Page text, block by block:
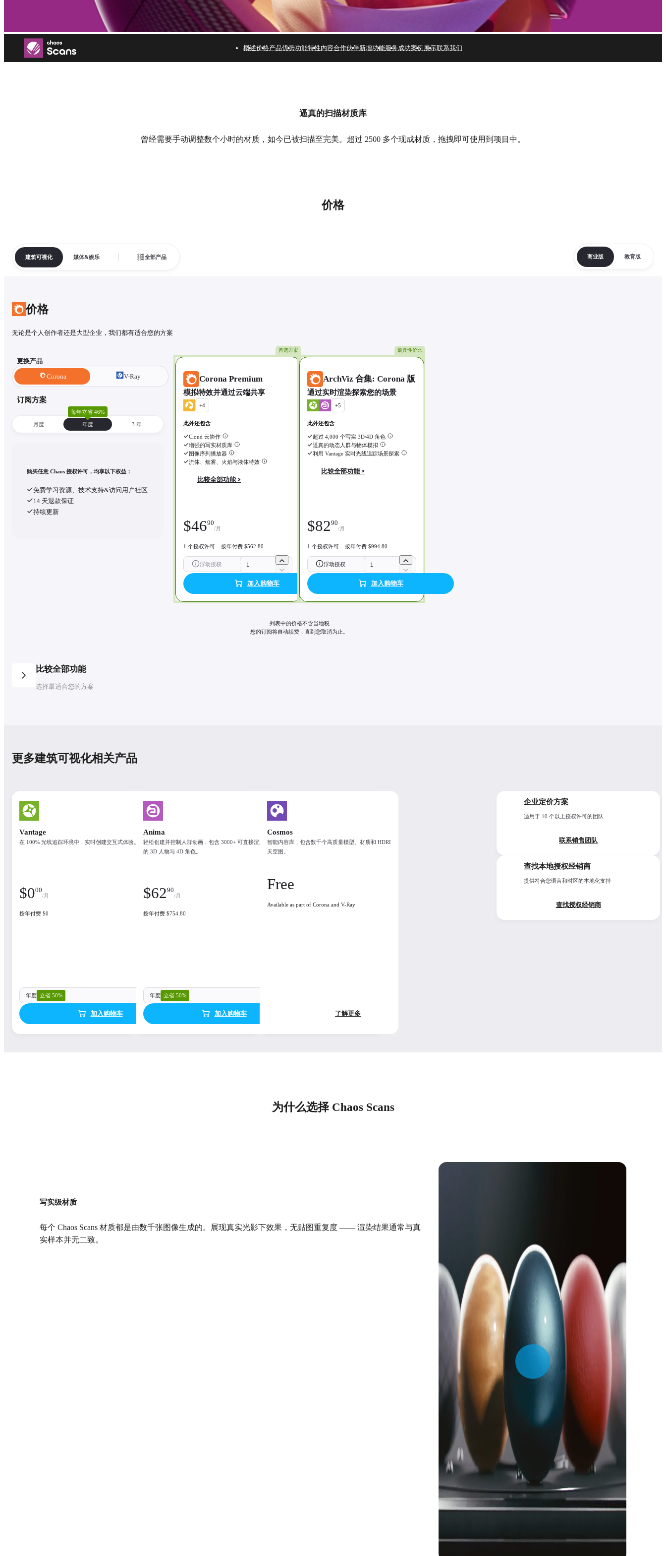
概述价格产品优势功能特性内容合作伙伴新增功能服务成功案例 展示联系我们
逼真的扫描材质库
曾经需要手动调整数个小时的材质，如今已被扫描至完美。超过 2500 多个现成材质，拖拽即可使用到项目中。
价格
建筑可视化 媒体&娱乐 全部产品 商业版 教育版
价格
无论是个人创作者还是大型企业，我们都有适合您的方案
更换产品
Corona V-Ray
订阅方案
月度 年度
每年立省 46%
3 年
购买任意 Chaos 授权许可，均享以下权益：
免费学习资源、技术支持&访问用户社区
14 天退款保证
持续更新
首选方案
Corona Premium
模拟特效并通过云端共享
+4
此外还包含
Cloud 云协作
增强的写实材质库
图像序列播放器
流体、烟雾、火焰与液体特效
比较全部功能 >
$4690
/月
1 个授权许可 – 按年付费 $562.80
浮动授权
加入购物车
最具性价比
ArchViz 合集: Corona 版
通过实时渲染探索您的场景
+5
此外还包含
超过 4,000 个写实 3D/4D 角色
逼真的动态人群与物体模拟
利用 Vantage 实时光线追踪场景探索
比较全部功能 >
$8290
/月
1 个授权许可 – 按年付费 $994.80
浮动授权
加入购物车
列表中的价格不含当地税
您的订阅将自动续费，直到您取消为止。
比较全部功能
选择最适合您的方案
月度
浮动授权 加入购物车 加入购物车
Corona, Cosmos, Phoenix, Scans, Player, 1
Аvailable integrations
Corona integrates seamlessly with 3ds Max and
核心功能
更多建筑可视化相关产品
Vantage
在 100% 光线追踪环境中，实时创建交互式体验。
$000
/月
按年付费 $0
年度 立省 50%
加入购物车
Anima
轻松创建并控制人群动画，包含 3000+ 可直接渲染
的 3D 人物与 4D 角色。
$6290
/月
按年付费 $754.80
年度 立省 50%
加入购物车
Cosmos
智能内容库，包含数千个高质量模型、材质和 HDRI
天空图。
Free
Available as part of Corona and V-Ray
了解更多
企业定价方案
适用于 10 个以上授权许可的团队
联系销售团队
查找本地授权经销商
提供符合您语言和时区的本地化支持
查找授权经销商
为什么选择 Chaos Scans
写实级材质
每个 Chaos Scans 材质都是由数千张图像生成的。展现真实光影下效果，无贴图重复度 —— 渲染结果通常与真
实样本并无二致。